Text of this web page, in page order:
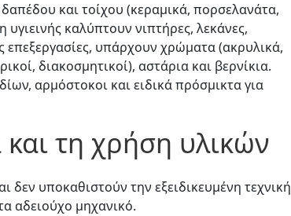
και τοίχου (κεραμικά, πορσελανάτα,
καλύπτουν νιπτήρες, λεκάνες,
επεξεργασίες, υπάρχουν χρώματα (ακρυλικά,
διακοσμητικοί), αστάρια και βερνίκια.
αρμόστοκοι και ειδικά πρόσμικτα για
τη χρήση υλικών
δεν υποκαθιστούν την εξειδικευμένη τεχνική
αδειούχο μηχανικό.